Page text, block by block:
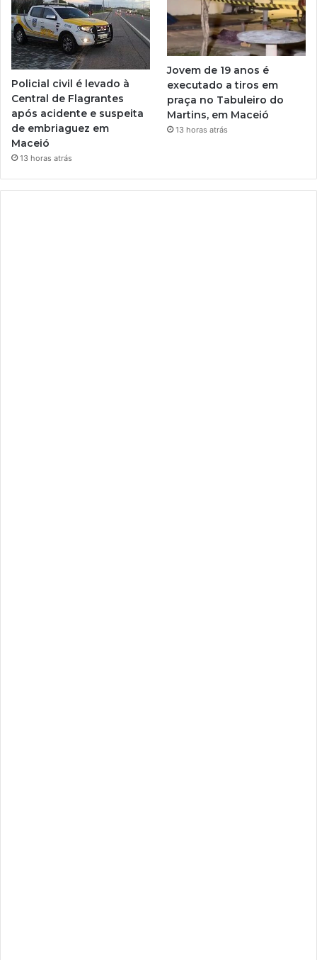
Policial civil é levado à
Central de Flagrantes
após acidente e suspeita
de embriaguez em
Maceió
13 horas atrás
Jovem de 19 anos é
executado a tiros em
praça no Tabuleiro do
Martins, em Maceió
13 horas atrás